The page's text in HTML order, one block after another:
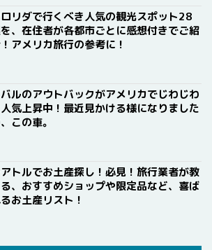
リダで行くべき人気の観光スポット28
、在住者が各都市ごとに感想付きでご紹
アメリカ旅行の参考に！
ルのアウトバックがアメリカでじわじわ
気上昇中！最近見かける様になりました
この車。
トルでお土産探し！必見！旅行業者が教
、おすすめショップや限定品など、喜ば
お土産リスト！